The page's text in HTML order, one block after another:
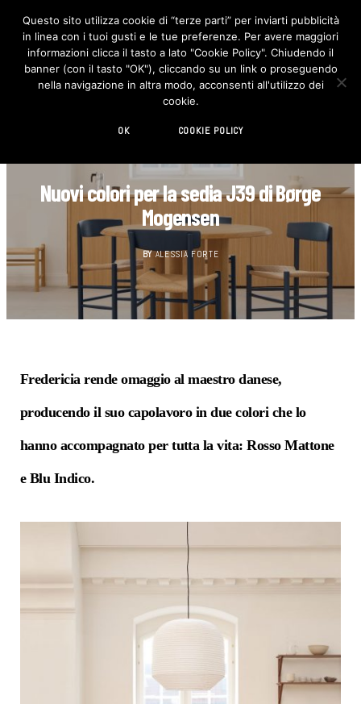
F
c
e
b
o
I
n
s
t
Nuovi colori per la sedia J39 di Børge
Mogensen
BY ALESSIA FORTE
Fredericia rende omaggio al maestro danese,
producendo il suo capolavoro in due colori che lo
hanno accompagnato per tutta la vita: Rosso Mattone
e Blu Indico.
Questo sito utilizza cookie di “terze parti” per inviarti pubblicità
in linea con i tuoi gusti e le tue preferenze. Per avere maggiori
informazioni clicca il tasto a lato "Cookie Policy". Chiudendo il
banner (con il tasto "OK"), cliccando su un link o proseguendo
nella navigazione in altra modo, acconsenti all'utilizzo dei
cookie.
OK COOKIE POLICY